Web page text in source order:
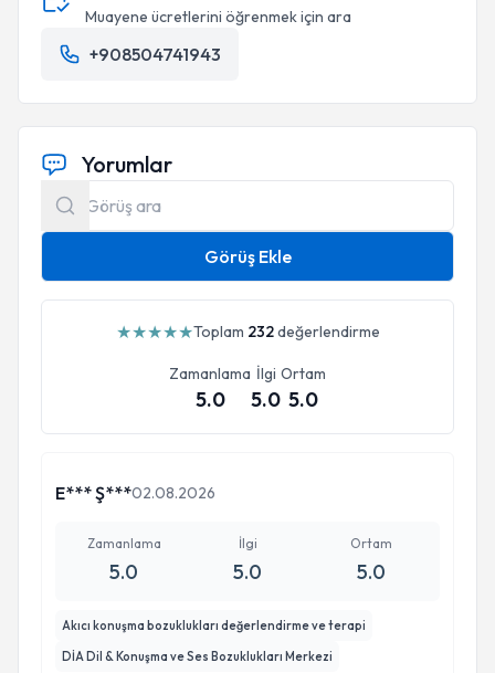
Muayene ücretlerini öğrenmek için ara
+908504741943
Yorumlar
Görüş Ekle
★★★★★Toplam 232değerlendirme
Zamanlama
5.0
İlgi
5.0
Ortam
5.0
E*** Ş***02.08.2026
Zamanlama
5.0
İlgi
5.0
Ortam
5.0
Akıcı konuşma bozuklukları değerlendirme ve terapi
DİA Dil & Konuşma ve Ses Bozuklukları Merkezi